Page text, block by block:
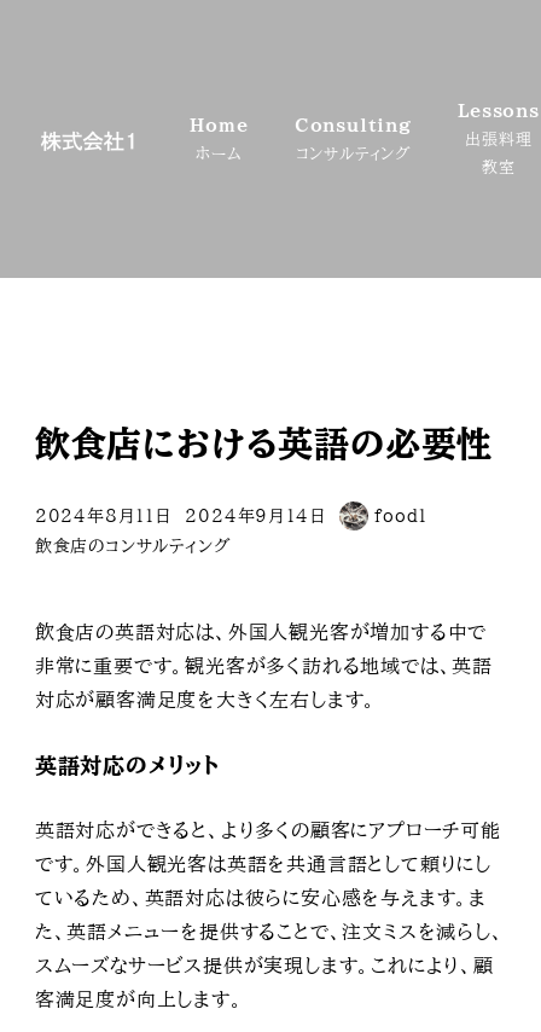
Home
ホーム
Consulting
コンサルティング
Lessons
出張料理
教室
飲食店における英語の必要性
2024年8月11日 2024年9月14日
著
food1
カテゴリー
飲食店のコンサルティング
飲食店の英語対応は、外国人観光客が増加する中で
非常に重要です。観光客が多く訪れる地域では、英語
対応が顧客満足度を大きく左右します。
英語対応のメリット
英語対応ができると、より多くの顧客にアプローチ可能
です。外国人観光客は英語を共通言語として頼りにし
ているため、英語対応は彼らに安心感を与えます。ま
た、英語メニューを提供することで、注文ミスを減らし、
スムーズなサービス提供が実現します。これにより、顧
客満足度が向上します。